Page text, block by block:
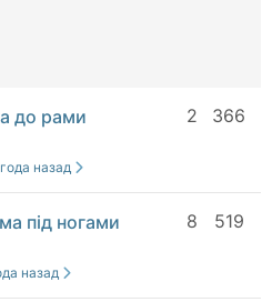
до рами
назад
366
2
під ногами
назад
519
8